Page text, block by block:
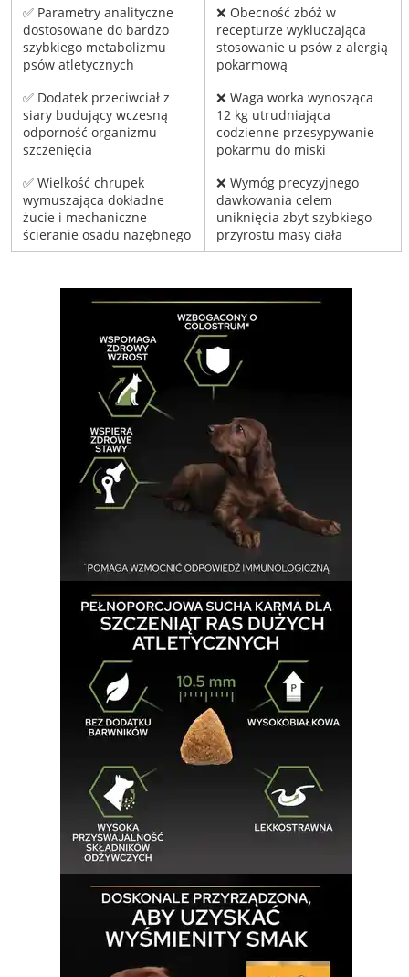
✅ Parametry analityczne
dostosowane do bardzo
szybkiego metabolizmu
psów atletycznych
❌ Obecność zbóż w
recepturze wykluczająca
stosowanie u psów z alergią
pokarmową
✅ Dodatek przeciwciał z
siary budujący wczesną
odporność organizmu
szczenięcia
❌ Waga worka wynosząca
12 kg utrudniająca
codzienne przesypywanie
pokarmu do miski
✅ Wielkość chrupek
wymuszająca dokładne
żucie i mechaniczne
ścieranie osadu nazębnego
❌ Wymóg precyzyjnego
dawkowania celem
uniknięcia zbyt szybkiego
przyrostu masy ciała